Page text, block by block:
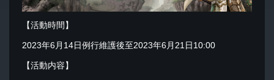
【活動時間】
2023年6月14日例行維護後至2023年6月21日10:00
【活動内容】